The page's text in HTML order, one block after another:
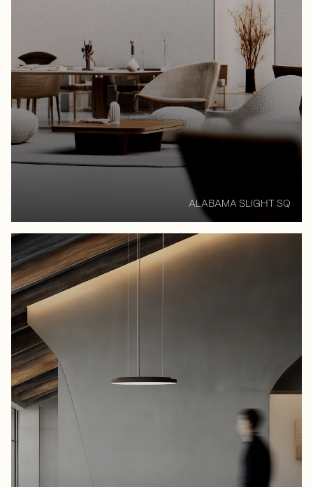
ALABAMA SLIGHT SQ